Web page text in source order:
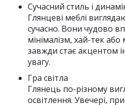
Сучасний стиль і
Глянцеві меблі
сучасно. Вони чудово
мінімалізм, хай-тек
завжди стає акцентом
увагу.
Гра світла
Глянець по-різному
освітлення. Увечері,